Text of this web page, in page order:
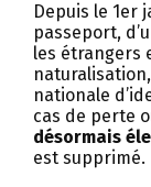
Depuis le 1er
passeport,
les étrangers
nationale
cas de perte
désormais
est supprimé.